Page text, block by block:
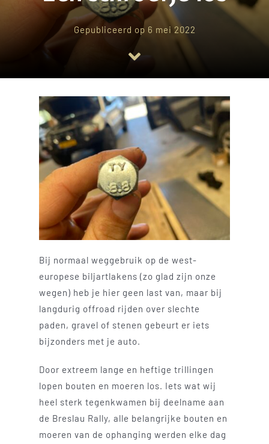
Contact
Gepubliceerd op 6 mei 2022
Bij normaal weggebruik op de west-
europese biljartlakens (zo glad zijn onze
wegen) heb je hier geen last van, maar bij
langdurig offroad rijden over slechte
paden, gravel of stenen gebeurt er iets
bijzonders met je auto.
Door extreem lange en heftige trillingen
lopen bouten en moeren los. Iets wat wij
heel sterk tegenkwamen bij deelname aan
de Breslau Rally, alle belangrijke bouten en
moeren van de ophanging werden elke dag